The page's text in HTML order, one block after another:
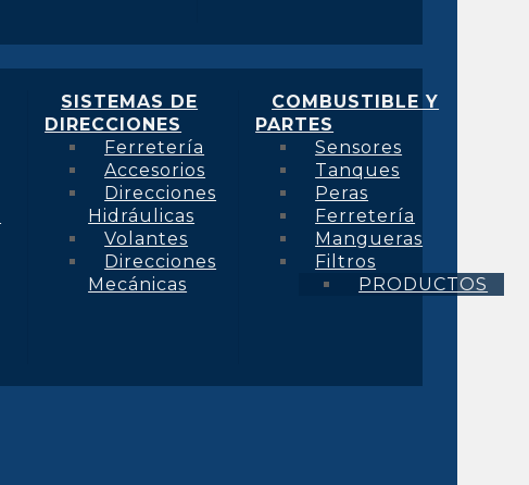
SISTEMAS DE
DIRECCIONES
Ferretería
Accesorios
Direcciones
Hidráulicas
Volantes
Direcciones
Mecánicas
COMBUSTIBLE Y
PARTES
Sensores
Tanques
Peras
Ferretería
Mangueras
Filtros
PRODUCTOS